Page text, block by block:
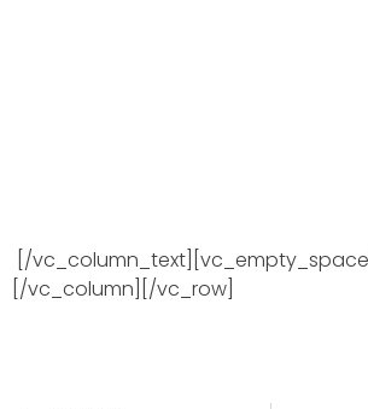
[/vc_column_text][vc_empty_space
[/vc_column][/vc_row]